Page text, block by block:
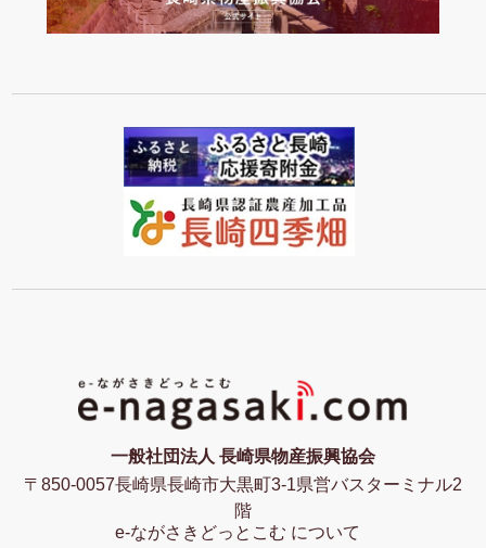
一般社団法人 長崎県物産振興協会
〒850-0057長崎県長崎市大黒町3-1県営バスターミナル2
階
e-ながさきどっとこむ について